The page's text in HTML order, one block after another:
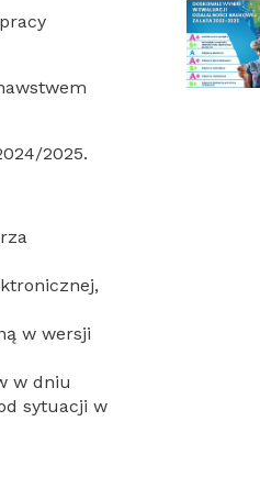
2025.
w wersji
w dniu
sytuacji w